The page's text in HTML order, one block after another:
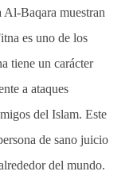
Baqara muestran
es uno de los
tiene un carácter
a ataques
del Islam. Este
de sano juicio
del mundo.